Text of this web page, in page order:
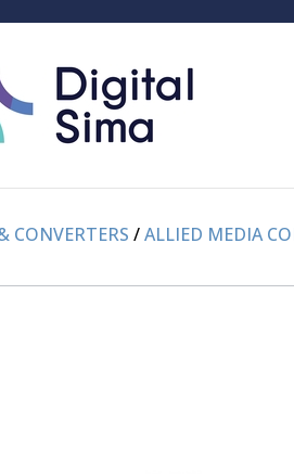
CONVERTERS /ALLIED MEDIA